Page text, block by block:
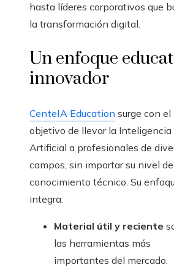
hasta líderes corporativos que
la transformación digital.
Un enfoque
innovador
CenteIA Education surge con el
objetivo de llevar la Inteligencia
Artificial a profesionales de
campos, sin importar su nivel de
conocimiento técnico. Su
integra:
Material útil y reciente
las herramientas más
importantes del mercado.